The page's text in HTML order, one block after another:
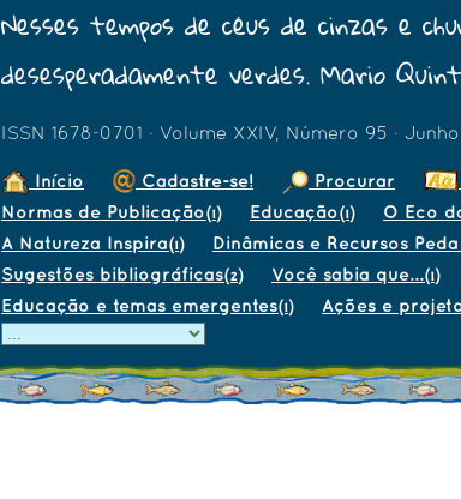
Nesses tempos de céus de cinzas e
desesperadamente verdes. Mario
ISSN 1678-0701 · Volume XXIV, Número 95 ·
Início Cadastre-se! Procurar
Normas de Publicação(1) Educação(1) O Eco
A Natureza Inspira(1) Dinâmicas e Recursos
Sugestões bibliográficas(2) Você sabia que...(1)
Educação e temas emergentes(1) Ações e